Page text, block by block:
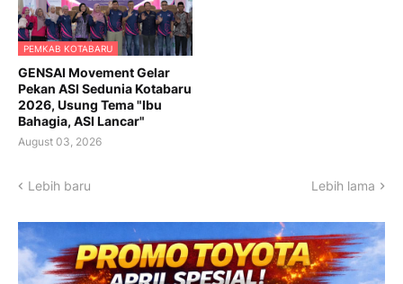
PEMKAB KOTABARU
GENSAI Movement Gelar
Pekan ASI Sedunia Kotabaru
2026, Usung Tema "Ibu
Bahagia, ASI Lancar"
August 03, 2026
Lebih baru Lebih lama